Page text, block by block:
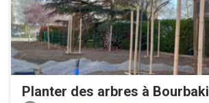
Planter des arbres à Bourbaki